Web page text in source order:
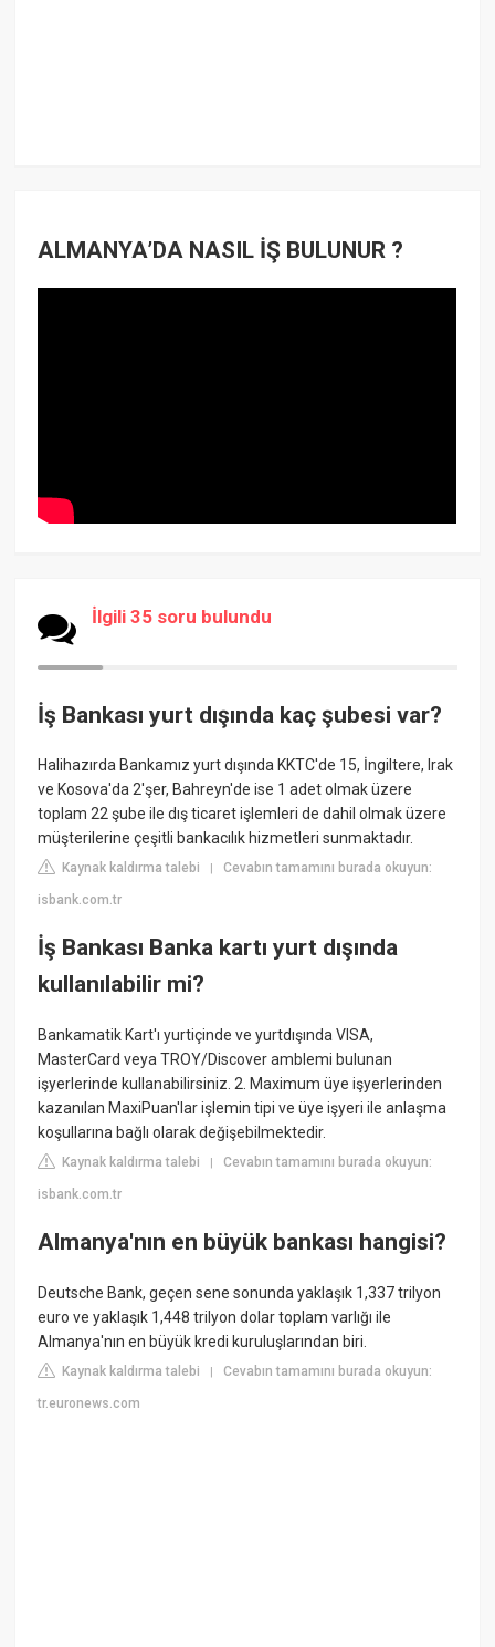
ALMANYA’DA NASIL İŞ BULUNUR ?
İlgili 35 soru bulundu
İş Bankası yurt dışında kaç şubesi var?
​Halihazırda Bankamız yurt dışında KKTC'de 15, İngiltere, Irak
ve Kosova'da 2'şer, Bahreyn'de ise 1 adet olmak üzere
toplam 22 şube ile dış ticaret işlemleri de dahil olmak üzere
müşterilerine çeşitli bankacılık hizmetleri sunmaktadır.
Kaynak kaldırma talebi |Cevabın tamamını burada okuyun:
isbank.com.tr
İş Bankası Banka kartı yurt dışında
kullanılabilir mi?
Bankamatik Kart'ı yurtiçinde ve yurtdışında VISA,
MasterCard veya TROY/Discover amblemi bulunan
işyerlerinde kullanabilirsiniz. 2. Maximum üye işyerlerinden
kazanılan MaxiPuan'lar işlemin tipi ve üye işyeri ile anlaşma
koşullarına bağlı olarak değişebilmektedir.
Kaynak kaldırma talebi |Cevabın tamamını burada okuyun:
isbank.com.tr
Almanya'nın en büyük bankası hangisi?
Deutsche Bank, geçen sene sonunda yaklaşık 1,337 trilyon
euro ve yaklaşık 1,448 trilyon dolar toplam varlığı ile
Almanya'nın en büyük kredi kuruluşlarından biri.
Kaynak kaldırma talebi |Cevabın tamamını burada okuyun:
tr.euronews.com